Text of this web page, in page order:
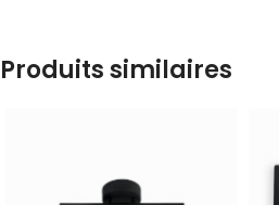
Produits similaires